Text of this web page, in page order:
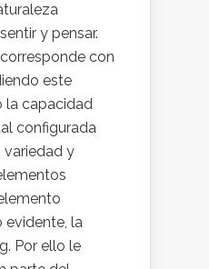
y pensar.
con
este
la capacidad
configurada
variedad y
evidente, la
Por ello le